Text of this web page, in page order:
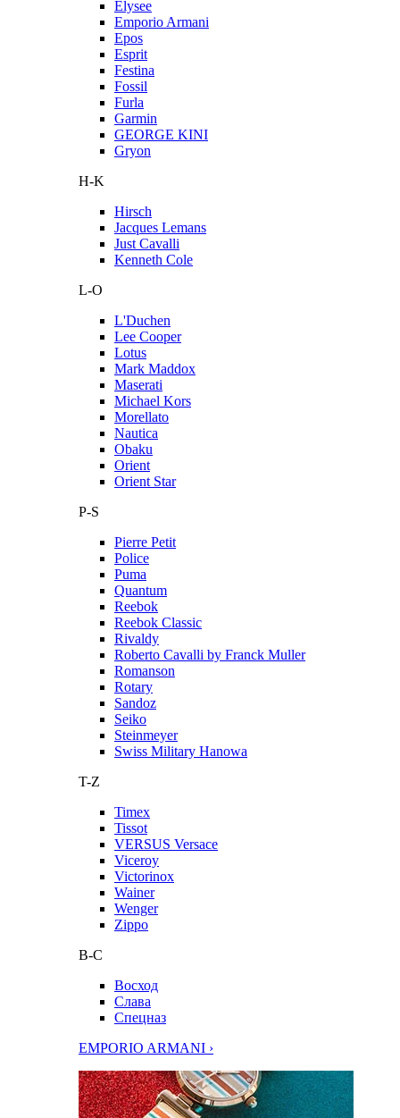
Elysee
Emporio Armani
Epos
Esprit
Festina
Fossil
Furla
Garmin
GEORGE KINI
Gryon
H-K
Hirsch
Jacques Lemans
Just Cavalli
Kenneth Cole
L-O
L'Duchen
Lee Cooper
Lotus
Mark Maddox
Maserati
Michael Kors
Morellato
Nautica
Obaku
Orient
Orient Star
P-S
Pierre Petit
Police
Puma
Quantum
Reebok
Reebok Classic
Rivaldy
Roberto Cavalli by Franck Muller
Romanson
Rotary
Sandoz
Seiko
Steinmeyer
Swiss Military Hanowa
T-Z
Timex
Tissot
VERSUS Versace
Viceroy
Victorinox
Wainer
Wenger
Zippo
В-С
Восход
Слава
Спецназ
EMPORIO ARMANI ›